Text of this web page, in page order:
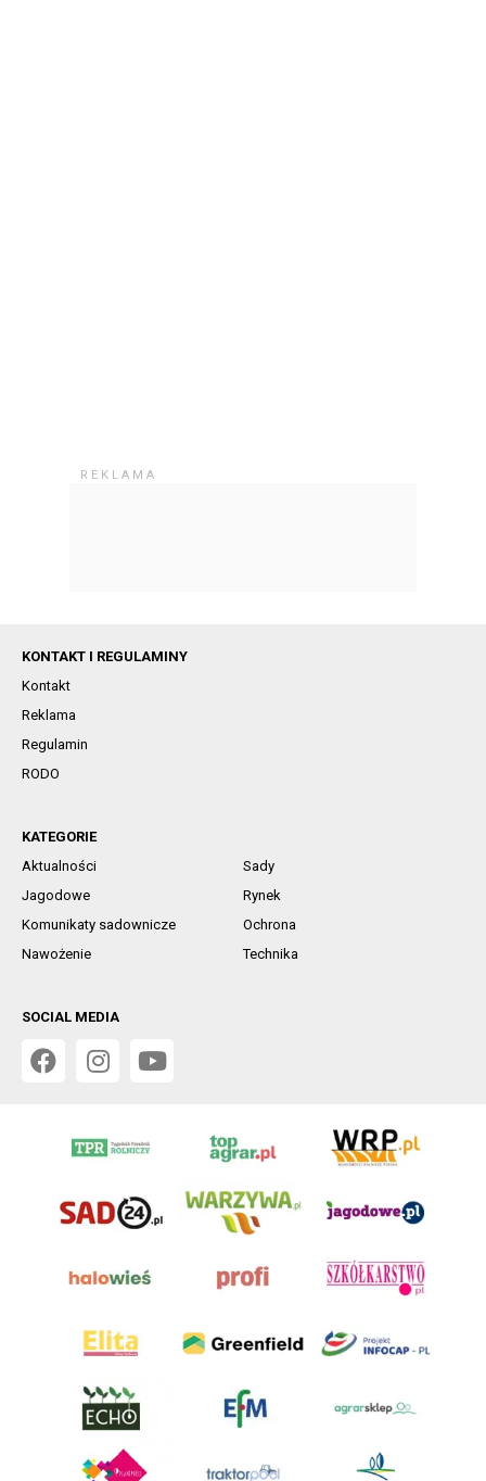
KONTAKT I REGULAMINY
Kontakt
Reklama
Regulamin
RODO
KATEGORIE
Aktualności
Sady
Jagodowe
Rynek
Komunikaty sadownicze
Ochrona
Nawożenie
Technika
SOCIAL MEDIA